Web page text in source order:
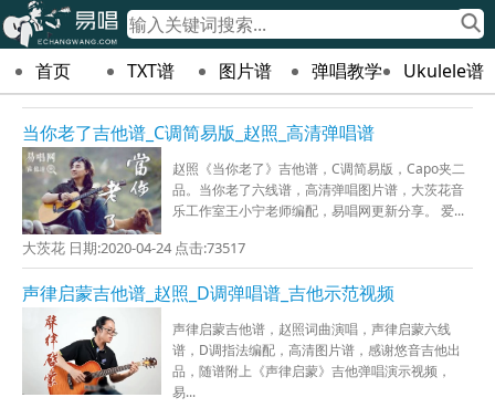
首页 TXT谱 图片谱 弹唱教学 Ukulele谱
当你老了吉他谱_C调简易版_赵照_高清弹唱谱
赵照《当你老了》吉他谱，C调简易版，Capo夹二
品。当你老了六线谱，高清弹唱图片谱，大茨花音
乐工作室王小宁老师编配，易唱网更新分享。 爱...
大茨花 日期:2020-04-24 点击:73517
声律启蒙吉他谱_赵照_D调弹唱谱_吉他示范视频
声律启蒙吉他谱，赵照词曲演唱，声律启蒙六线
谱，D调指法编配，高清图片谱，感谢悠音吉他出
品，随谱附上《声律启蒙》吉他弹唱演示视频，
易...